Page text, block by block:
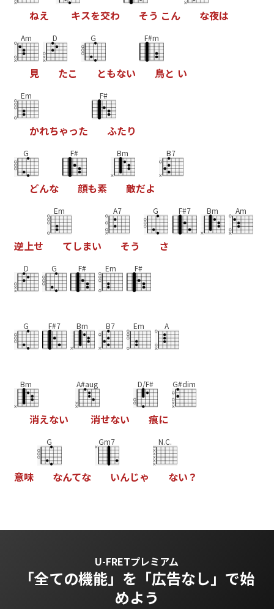
ねえ キスを交わ そう こん な夜は
Am
見
D
たこ
G
ともない
F#m
鳥と い
Em
かれちゃった
F#
ふたり
G
どんな
F#
顔も素
Bm
敵だよ
B7
逆上せ
Em
てしまい
A7
そう
G
さ
F#7 Bm Am
D G F# Em F#
G F#7 Bm B7 Em A
Bm
消えない
A#aug
消せない
D/F#
痕に
G#dim
意味
G
なんてな
Gm7
いんじゃ
N.C.
ない ？
U-FRETプレミアム
「全ての機能」を 「広告なし」で始
めよう